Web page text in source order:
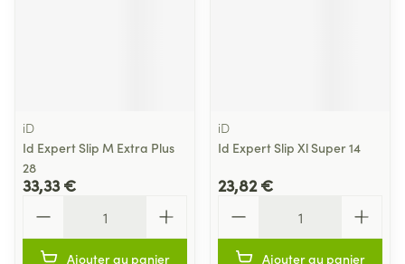
iD
Id Expert Slip M Extra Plus
28
33,33 €
Ajouter au panier
iD
Id Expert Slip Xl Super 14
23,82 €
Ajouter au panier